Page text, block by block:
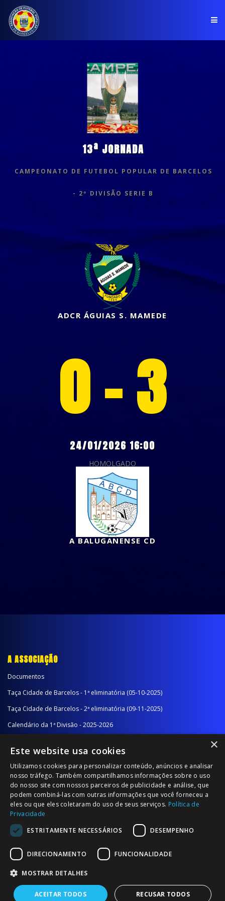
CLUBES
13ª JORNADA
CAMPEONATO DE FUTEBOL POPULAR DE BARCELOS
- 2º DIVISÃO SERIE B
ADCR ÁGUIAS S. MAMEDE
0 - 3
24/01/2026 16:00
HOMOLGADO
A BALUGANENSE CD
A ASSOCIAÇÃO
Documentos
Taça Cidade de Barcelos - 1ª eliminatória (05-10-2025)
Taça Cidade de Barcelos - 2ª eliminatória (09-11-2025)
Calendário da 1ª Divisão - 2025-2026
Calendário da 2ª Divisão - Série B - 2025-2026
Calendário da Época
NOTÍCIAS/COMUNICADOS
Notícias
Comunicados
© 2026 Associação Futebol Popular Barcelos
×
Este website usa cookies
Utilizamos cookies para personalizar conteúdo, anúncios e analisar
nosso tráfego. Também compartilhamos informações sobre o uso
do nosso site com nossos parceiros de publicidade e análise, que
podem combiná-las com outras informações que você forneceu a
eles ou que eles coletaram do uso de seus serviços. Política de
Privacidade
ESTRITAMENTE NECESSÁRIOS
DESEMPENHO
DIRECIONAMENTO FUNCIONALIDADE
MOSTRAR DETALHES
ACEITAR TODOS RECUSAR TODOS